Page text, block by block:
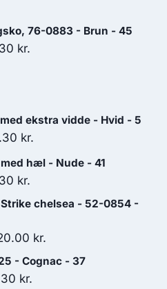
76-0883 - Brun - 45
kr..
kr.
524.30 kr..
ekstra vidde - Hvid - 5
kr..
kr.
aktuelle
349.30 kr..
hæl - Nude - 41
kr..
kr.
aktuelle
er:
419.30 kr..
chelsea - 52-0854 -
kr.
aktuelle
- Cognac - 37
kr.